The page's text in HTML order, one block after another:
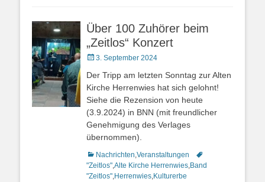
Über 100 Zuhörer beim
„Zeitlos“ Konzert
Veröffentlicht
3. September 2024
Der Tripp am letzten Sonntag zur Alten
Kirche Herrenwies hat sich gelohnt!
Siehe die Rezension von heute
(3.9.2024) in BNN (mit freundlicher
Genehmigung des Verlages
übernommen).
Kategorien
Nachrichten,Veranstaltungen
Schlagworte
"Zeitlos",Alte Kirche Herrenwies,Band
"Zeitlos",Herrenwies,Kulturerbe